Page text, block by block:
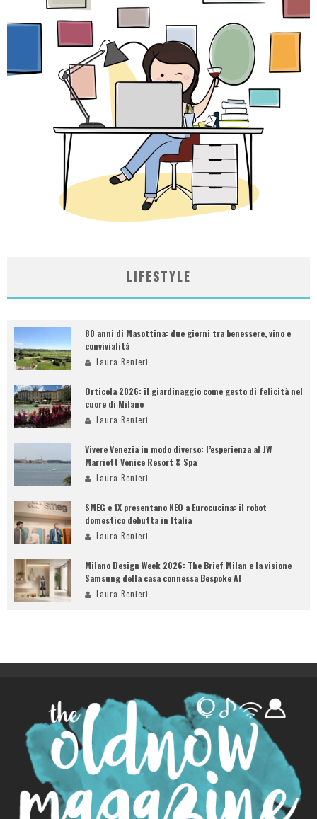
LIFESTYLE
80 anni di Masottina: due giorni tra benessere, vino e
convivialità
Laura Renieri
Orticola 2026: il giardinaggio come gesto di felicità nel
cuore di Milano
Laura Renieri
Vivere Venezia in modo diverso: l’esperienza al JW
Marriott Venice Resort & Spa
Laura Renieri
SMEG e 1X presentano NEO a Eurocucina: il robot
domestico debutta in Italia
Laura Renieri
Milano Design Week 2026: The Brief Milan e la visione
Samsung della casa connessa Bespoke AI
Laura Renieri